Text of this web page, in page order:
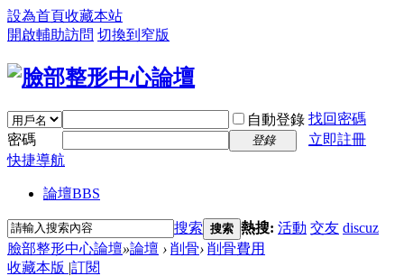
設為首頁收藏本站
開啟輔助訪問 切換到窄版
自動登錄 找回密碼
密碼
登錄
立即註冊
快捷導航
論壇BBS
搜索 搜索 熱搜: 活動 交友 discuz
臉部整形中心論壇»論壇 › 削骨› 削骨費用
收藏本版 |訂閱